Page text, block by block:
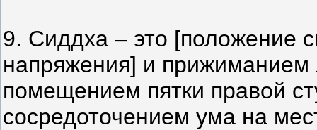
9. Сиддха – это [положение
напряжения] и прижиманием
помещением пятки правой
сосредоточением ума на